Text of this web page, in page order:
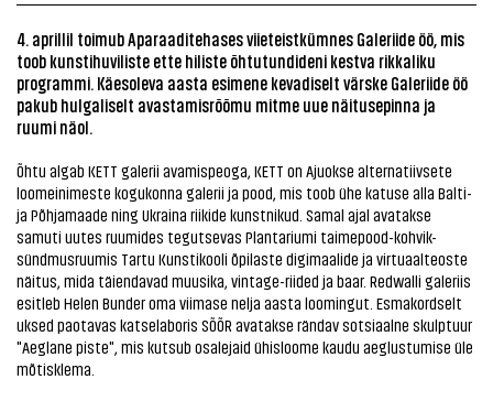
4. aprillil toimub Aparaaditehases viieteistkümnes Galeriide öö, mis
toob kunstihuviliste ette hiliste õhtutundideni kestva rikkaliku
programmi. Käesoleva aasta esimene kevadiselt värske Galeriide öö
pakub hulgaliselt avastamisrõõmu mitme uue näitusepinna ja
ruumi näol.
Õhtu algab KETT galerii avamispeoga, KETT on Ajuokse alternatiivsete
loomeinimeste kogukonna galerii ja pood, mis toob ühe katuse alla Balti-
ja Põhjamaade ning Ukraina riikide kunstnikud. Samal ajal avatakse
samuti uutes ruumides tegutsevas Plantariumi taimepood-kohvik-
sündmusruumis Tartu Kunstikooli õpilaste digimaalide ja virtuaalteoste
näitus, mida täiendavad muusika, vintage-riided ja baar. Redwalli galeriis
esitleb Helen Bunder oma viimase nelja aasta loomingut. Esmakordselt
uksed paotavas katselaboris SÕÕR avatakse rändav sotsiaalne skulptuur
"Aeglane piste", mis kutsub osalejaid ühisloome kaudu aeglustumise üle
mõtisklema.